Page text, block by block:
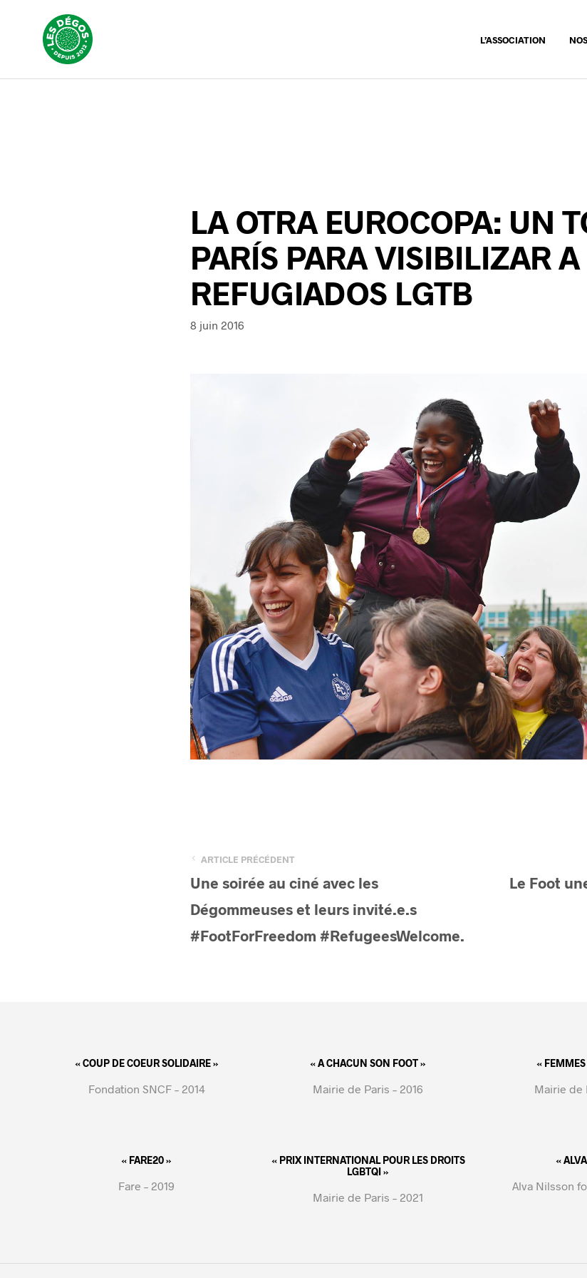
L’ASSOCIATION
LA OTRA EUROCOPA: UN
PARÍS PARA VISIBILIZAR A
REFUGIADOS LGTB
8 juin 2016
ARTICLE PRÉCÉDENT
Une soirée au ciné avec les
Dégommeuses et leurs invité.e.s
#FootForFreedom #RefugeesWelcome.
Le Foot
« COUP DE COEUR SOLIDAIRE »
Fondation SNCF – 2014
« A CHACUN SON FOOT »
Mairie de Paris – 2016
« FEMMES
Mairie de
« FARE20 »
Fare – 2019
« PRIX INTERNATIONAL POUR LES DROITS
LGBTQI »
Mairie de Paris – 2021
«
Alva Nilsson